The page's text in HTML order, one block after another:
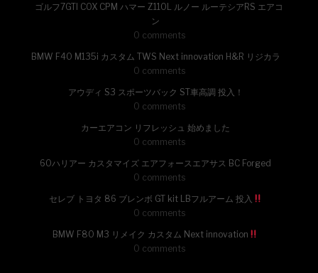
ゴルフ7GTI COX CPM ハマー Z110L ルノー ルーテシアRS エアコ
ン
0 comments
BMW F40 M135i カスタム TWS Next innovation H&R リジカラ
0 comments
アウディ S3 スポーツバック ST車高調 投入！
0 comments
カーエアコン リフレッシュ 始めました
0 comments
60ハリアー カスタマイズ エアフォースエアサス BC Forged
0 comments
セレブ トヨタ 86 ブレンボ GT kit LBフルアーム 投入
0 comments
BMW F80 M3 リメイク カスタム Next innovation
0 comments